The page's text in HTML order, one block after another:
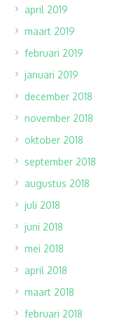
april 2019
maart 2019
februari 2019
januari 2019
december 2018
november 2018
oktober 2018
september 2018
augustus 2018
juli 2018
juni 2018
mei 2018
april 2018
maart 2018
februari 2018